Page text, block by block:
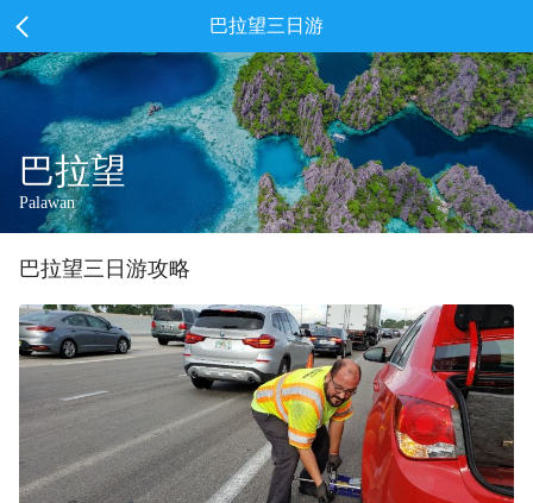
巴拉望三日游
巴拉望
Palawan
巴拉望三 日游攻略